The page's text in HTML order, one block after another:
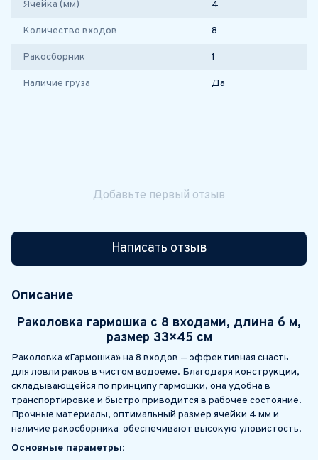
Ячейка (мм) 4
Количество входов 8
Ракосборник 1
Наличие груза Да
Добавьте первый отзыв
Написать отзыв
Описание
Раколовка гармошка с 8 входами, длина 6 м,
размер 33×45 см
Раколовка «Гармошка» на 8 входов — эффективная снасть
для ловли раков в чистом водоеме. Благодаря конструкции,
складывающейся по принципу гармошки, она удобна в
транспортировке и быстро приводится в рабочее состояние.
Прочные материалы, оптимальный размер ячейки 4 мм и
наличие ракосборника обеспечивают высокую уловистость.
Основные параметры: